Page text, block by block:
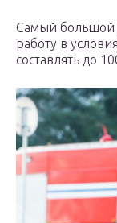
Самый большой
работу в
составлять до